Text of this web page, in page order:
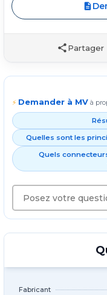
Partager
⚡ Demander à MV à
Quelles sont les
Quels
Fabricant